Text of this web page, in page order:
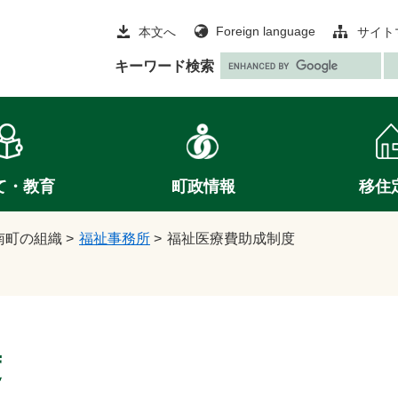
本文へ Foreign language サイト
キーワード検索
o
l
カ
ス
タ
・教育 町政情報 移住
町の組織 > 福祉事務所 > 福祉医療費助成制度